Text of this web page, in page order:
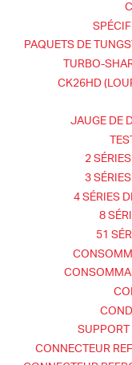
PAQUETS DE
TURBO-
CK26HD
JAUGE DE
2
3
4 SÉRIES
8
51
SUPPORT
CONNECTEUR